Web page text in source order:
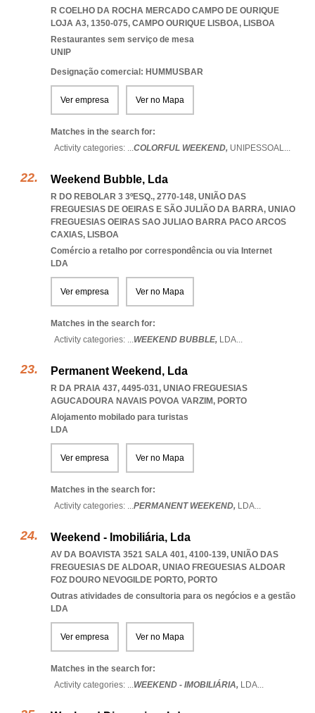
R COELHO DA ROCHA MERCADO CAMPO DE OURIQUE
LOJA A3, 1350-075, CAMPO OURIQUE LISBOA, LISBOA
Restaurantes sem serviço de mesa
UNIP
Designação comercial: HUMMUSBAR
Ver empresa Ver no Mapa
Matches in the search for:
Activity categories: ...COLORFUL WEEKEND, UNIPESSOAL...
Weekend Bubble, Lda
R DO REBOLAR 3 3ºESQ., 2770-148, UNIÃO DAS
FREGUESIAS DE OEIRAS E SÃO JULIÃO DA BARRA, UNIAO
FREGUESIAS OEIRAS SAO JULIAO BARRA PACO ARCOS
CAXIAS, LISBOA
Comércio a retalho por correspondência ou via Internet
LDA
Ver empresa Ver no Mapa
Matches in the search for:
Activity categories: ...WEEKEND BUBBLE, LDA...
Permanent Weekend, Lda
R DA PRAIA 437, 4495-031, UNIAO FREGUESIAS
AGUCADOURA NAVAIS POVOA VARZIM, PORTO
Alojamento mobilado para turistas
LDA
Ver empresa Ver no Mapa
Matches in the search for:
Activity categories: ...PERMANENT WEEKEND, LDA...
Weekend - Imobiliária, Lda
AV DA BOAVISTA 3521 SALA 401, 4100-139, UNIÃO DAS
FREGUESIAS DE ALDOAR, UNIAO FREGUESIAS ALDOAR
FOZ DOURO NEVOGILDE PORTO, PORTO
Outras atividades de consultoria para os negócios e a gestão
LDA
Ver empresa Ver no Mapa
Matches in the search for:
Activity categories: ...WEEKEND - IMOBILIÁRIA, LDA...